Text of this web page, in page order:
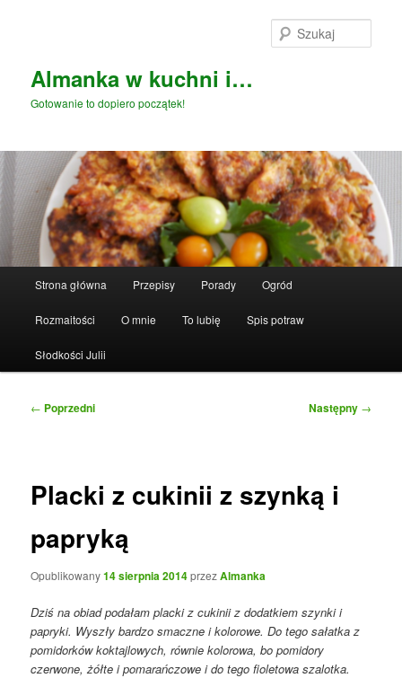
Almanka w kuchni i…
Gotowanie to dopiero początek!
Strona główna Przepisy Porady Ogród
Rozmaitości O mnie To lubię Spis potraw
Słodkości Julii
Nawigacja
← Poprzedni Następny →
Placki z cukinii z szynką i
papryką
Opublikowany14 sierpnia 2014przezAlmanka
Dziś na obiad podałam placki z cukinii z dodatkiem szynki i
papryki. Wyszły bardzo smaczne i kolorowe. Do tego sałatka z
pomidorków koktajlowych, równie kolorowa, bo pomidory
czerwone, żółte i pomarańczowe i do tego fioletowa szalotka.